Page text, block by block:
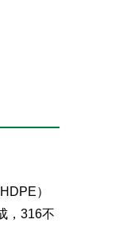
）
，316不